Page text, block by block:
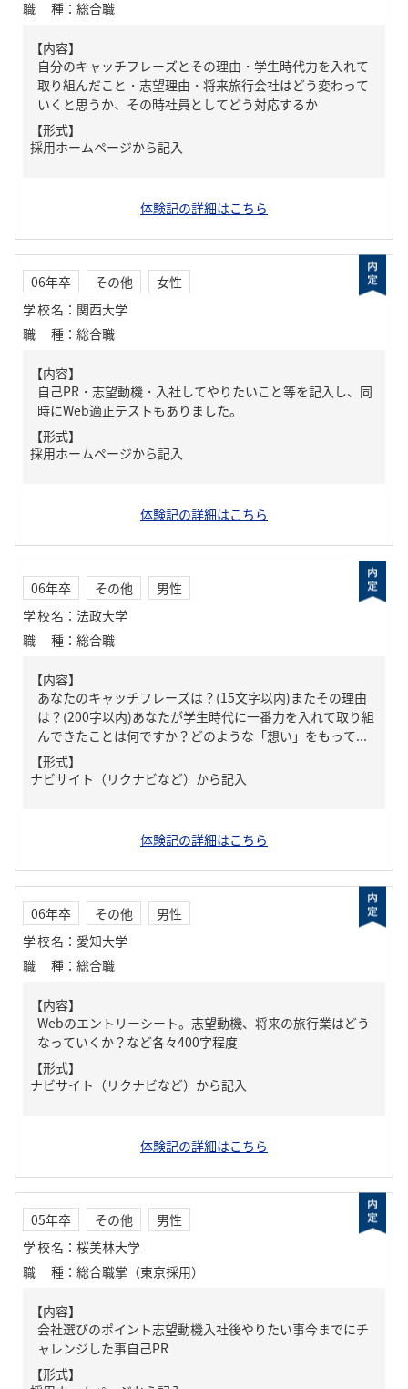
職種 ： 総合職
【内容】
自分のキャッチフレーズとその理由・学生時代力を入れて
取り組んだこと・志望理由・将来旅行会社はどう変わって
いくと思うか、その時社員としてどう対応するか
【形式】
採用ホームページから記入
体験記の詳細はこちら
06年卒 その他
女性
学校名 ： 関西大学
職種 ： 総合職
【内容】
自己PR・志望動機・入社してやりたいこと等を記入し、同
時にWeb適正テストもありました。
【形式】
採用ホームページから記入
体験記の詳細はこちら
06年卒 その他
男性
学校名 ： 法政大学
職種 ： 総合職
【内容】
あなたのキャッチフレーズは？(15文字以内)またその理由
は？(200字以内)あなたが学生時代に一番力を入れて取り組
んできたことは何ですか？どのような「想い」をもって...
【形式】
ナビサイト（リクナビなど）から記入
体験記の詳細はこちら
06年卒 その他
男性
学校名 ： 愛知大学
職種 ： 総合職
【内容】
Webのエントリーシート。志望動機、将来の旅行業はどう
なっていくか？など各々400字程度
【形式】
ナビサイト（リクナビなど）から記入
体験記の詳細はこちら
05年卒 その他
男性
学校名 ： 桜美林大学
職種 ： 総合職掌（東京採用）
【内容】
会社選びのポイント志望動機入社後やりたい事今までにチ
ャレンジした事自己PR
【形式】